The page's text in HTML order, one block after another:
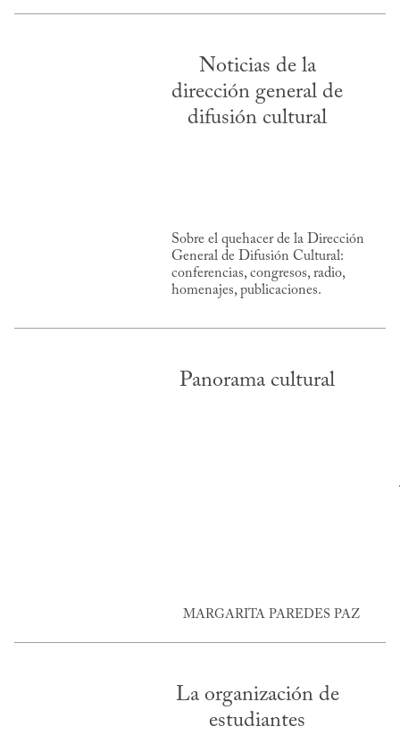
Noticias de la
dirección general de
difusión cultural
Sobre el quehacer de la Dirección
General de Difusión Cultural:
conferencias, congresos, radio,
homenajes, publicaciones.
Panorama cultural
MARGARITA PAREDES PAZ
La organización de
estudiantes